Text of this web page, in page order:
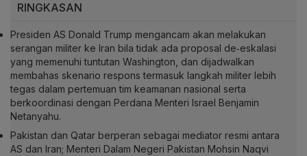
RINGKASAN
Presiden AS Donald Trump mengancam akan melakukan
serangan militer ke Iran bila tidak ada proposal de‑eskalasi
yang memenuhi tuntutan Washington, dan dijadwalkan
membahas skenario respons termasuk langkah militer lebih
tegas dalam pertemuan tim keamanan nasional serta
berkoordinasi dengan Perdana Menteri Israel Benjamin
Netanyahu.
Pakistan dan Qatar berperan sebagai mediator resmi antara
AS dan Iran; Menteri Dalam Negeri Pakistan Mohsin Naqvi